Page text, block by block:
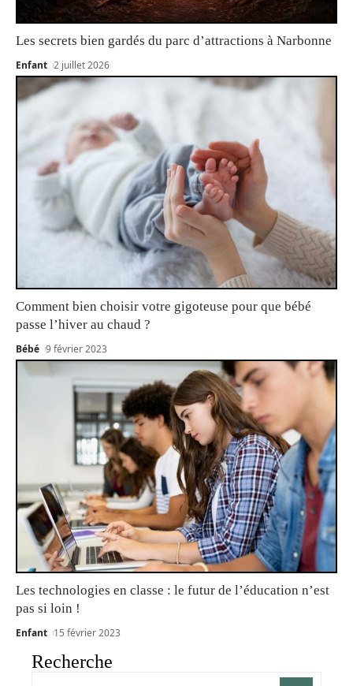
Les secrets bien gardés du parc d’attractions à Narbonne
Enfant 2 juillet 2026
Comment bien choisir votre gigoteuse pour que bébé
passe l’hiver au chaud ?
Bébé 9 février 2023
Les technologies en classe : le futur de l’éducation n’est
pas si loin !
Enfant 15 février 2023
Recherche